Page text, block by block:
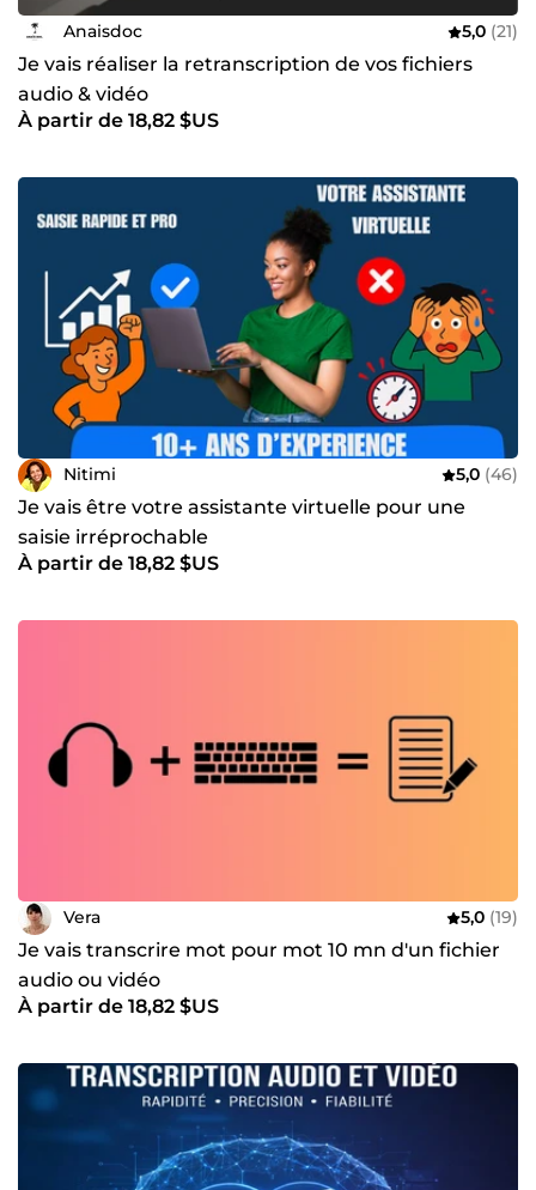
Anaisdoc 5,0 (21)
Je vais réaliser la retranscription de vos fichiers
audio & vidéo
À partir de 18,82 $US
Nitimi 5,0 (46)
Je vais être votre assistante virtuelle pour une
saisie irréprochable
À partir de 18,82 $US
Vera 5,0 (19)
Je vais transcrire mot pour mot 10 mn d'un fichier
audio ou vidéo
À partir de 18,82 $US